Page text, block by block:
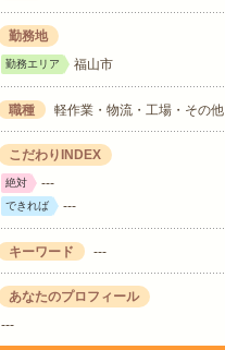
勤務地
勤務エリア 福山市
職種 軽作業・物流・工場・その他
こだわりINDEX
絶対 ---
できれば ---
キーワード ---
あなたのプロフィール
---